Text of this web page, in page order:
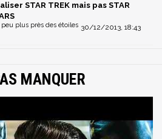
STAR TREK mais pas STAR
30/12/2013, 18:43
plus près des étoiles
MANQUER